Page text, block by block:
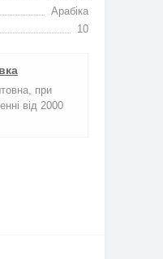
Арабіка
10
при
від 2000